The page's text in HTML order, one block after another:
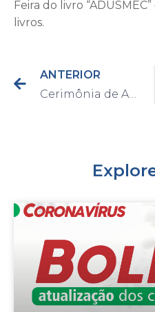
Feira do livro
livros.
ANTERIOR